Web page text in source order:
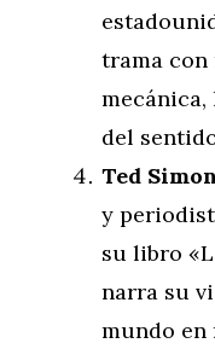
trama con
del
Ted
y
su libro
narra su
mundo en